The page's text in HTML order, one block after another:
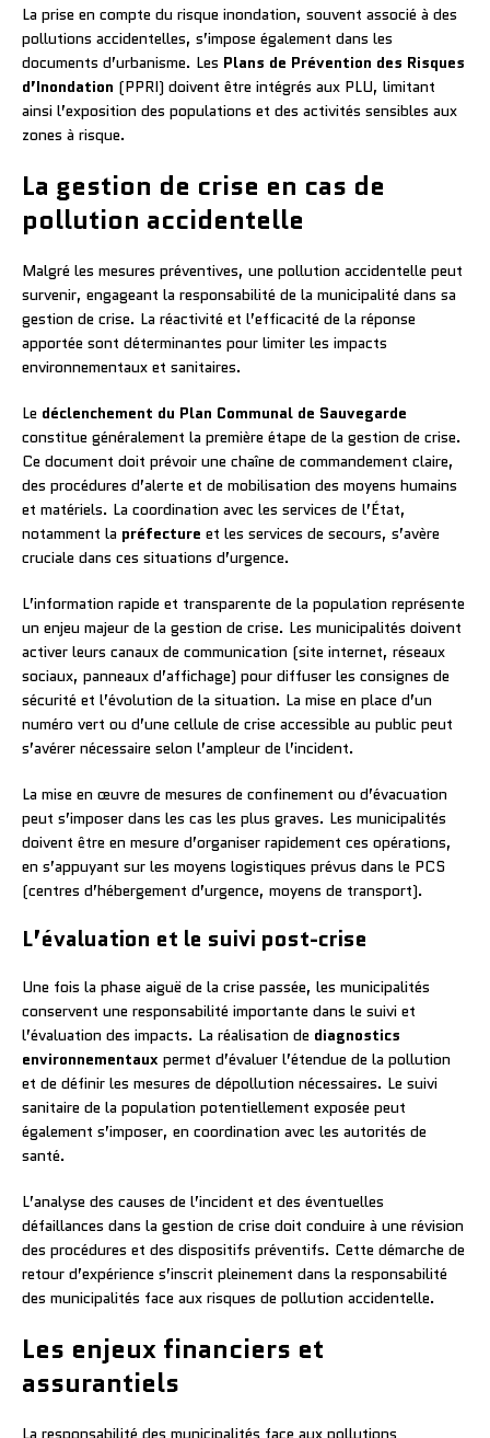
La prise en compte du risque inondation, souvent associé à des
pollutions accidentelles, s’impose également dans les
documents d’urbanisme. Les Plans de Prévention des Risques
d’Inondation (PPRI) doivent être intégrés aux PLU, limitant
ainsi l’exposition des populations et des activités sensibles aux
zones à risque.
La gestion de crise en cas de
pollution accidentelle
Malgré les mesures préventives, une pollution accidentelle peut
survenir, engageant la responsabilité de la municipalité dans sa
gestion de crise. La réactivité et l’efficacité de la réponse
apportée sont déterminantes pour limiter les impacts
environnementaux et sanitaires.
Le déclenchement du Plan Communal de Sauvegarde
constitue généralement la première étape de la gestion de crise.
Ce document doit prévoir une chaîne de commandement claire,
des procédures d’alerte et de mobilisation des moyens humains
et matériels. La coordination avec les services de l’État,
notamment la préfecture et les services de secours, s’avère
cruciale dans ces situations d’urgence.
L’information rapide et transparente de la population représente
un enjeu majeur de la gestion de crise. Les municipalités doivent
activer leurs canaux de communication (site internet, réseaux
sociaux, panneaux d’affichage) pour diffuser les consignes de
sécurité et l’évolution de la situation. La mise en place d’un
numéro vert ou d’une cellule de crise accessible au public peut
s’avérer nécessaire selon l’ampleur de l’incident.
La mise en œuvre de mesures de confinement ou d’évacuation
peut s’imposer dans les cas les plus graves. Les municipalités
doivent être en mesure d’organiser rapidement ces opérations,
en s’appuyant sur les moyens logistiques prévus dans le PCS
(centres d’hébergement d’urgence, moyens de transport).
L’évaluation et le suivi post-crise
Une fois la phase aiguë de la crise passée, les municipalités
conservent une responsabilité importante dans le suivi et
l’évaluation des impacts. La réalisation de diagnostics
environnementaux permet d’évaluer l’étendue de la pollution
et de définir les mesures de dépollution nécessaires. Le suivi
sanitaire de la population potentiellement exposée peut
également s’imposer, en coordination avec les autorités de
santé.
L’analyse des causes de l’incident et des éventuelles
défaillances dans la gestion de crise doit conduire à une révision
des procédures et des dispositifs préventifs. Cette démarche de
retour d’expérience s’inscrit pleinement dans la responsabilité
des municipalités face aux risques de pollution accidentelle.
Les enjeux financiers et
assurantiels
La responsabilité des municipalités face aux pollutions